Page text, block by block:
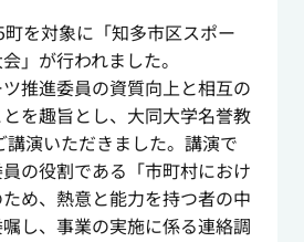
を対象に「知多市区スポー
」が行われました。
推進委員の資質向上と相互の
を趣旨とし、大同大学名誉教
演いただきました。講演で
の役割である「市町村におけ
め、熱意と能力を持つ者の中
し、事業の実施に係る連絡調